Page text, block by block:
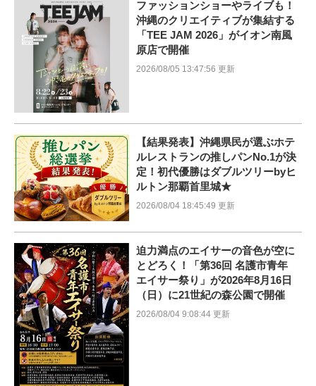
ファッションショーやライブも！
沖縄のクリエイティブが集結する
「TEE JAM 2026」がイオン南風
原店で開催
2026/08/05 13:47:56 更新
【結果発表】沖縄県民が選ぶホテ
ルレストランの推しパンNo.1が決
定！初代優勝はダブルツリーbyヒ
ルトン那覇首里城★
2026/08/04 18:45:49 更新
迫力満点のエイサーの音色が空に
とどろく！「第36回 名護市青年
エイサー祭り」が2026年8月16日
（日）に21世紀の森公園で開催
2026/08/04 9:08:44 更新